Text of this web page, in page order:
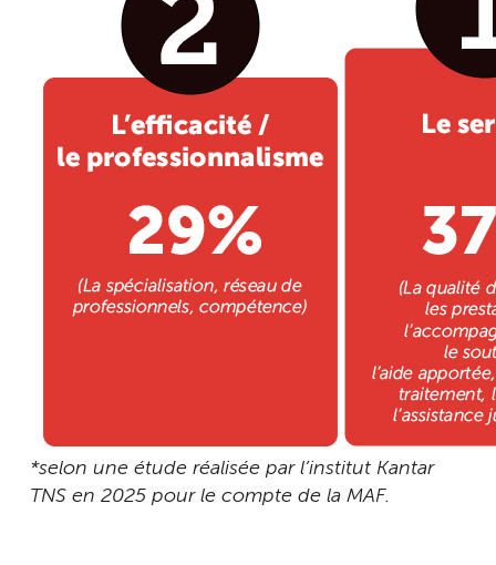
*selon une étude réalisée par l’institut Kantar
TNS en 2025 pour le compte de la MAF.